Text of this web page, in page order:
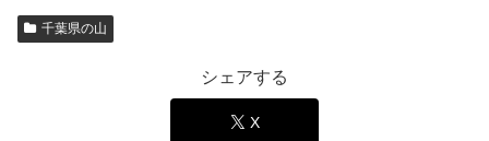
千葉県の山
シェアする
X